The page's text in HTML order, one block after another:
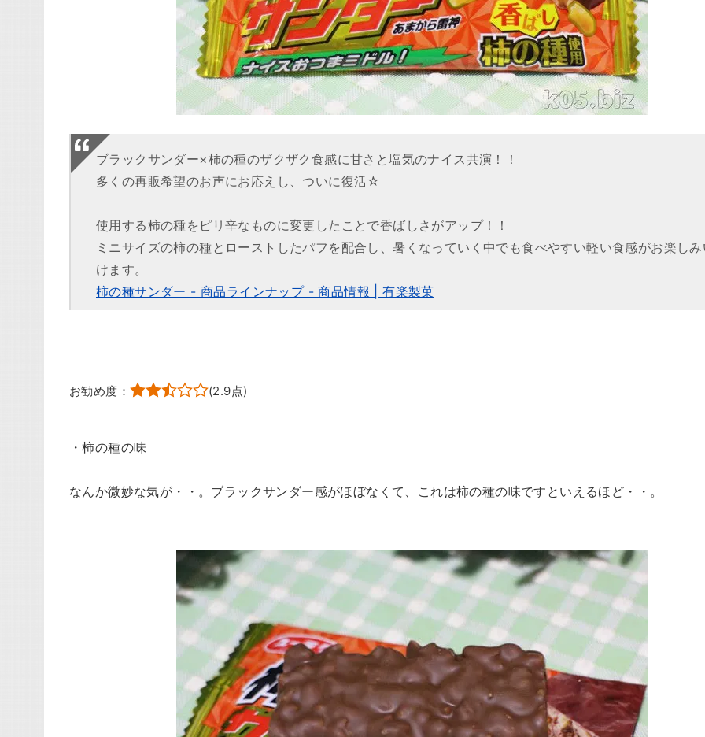
ブラックサンダー×柿の種のザクザク食感に甘さと塩気のナイス共演！！
多くの再販希望のお声にお応えし、ついに復活☆
使用する柿の種をピリ辛なものに変更したことで香ばしさがアップ！！
ミニサイズの柿の種とローストしたパフを配合し、暑くなっていく中でも食べやすい軽い食感がお楽し
けます。
柿の種サンダー - 商品ラインナップ - 商品情報 | 有楽製菓
お勧め度： (2.9点)
・柿の種の味
なんか微妙な気が・・。ブラックサンダー感がほぼなくて、これは柿の種の味ですといえるほど・・。